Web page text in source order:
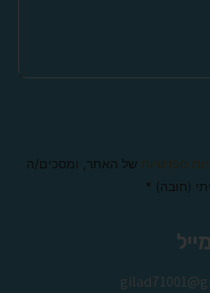
הפרטיות של האתר, ומסכים/ה
(חובה) *